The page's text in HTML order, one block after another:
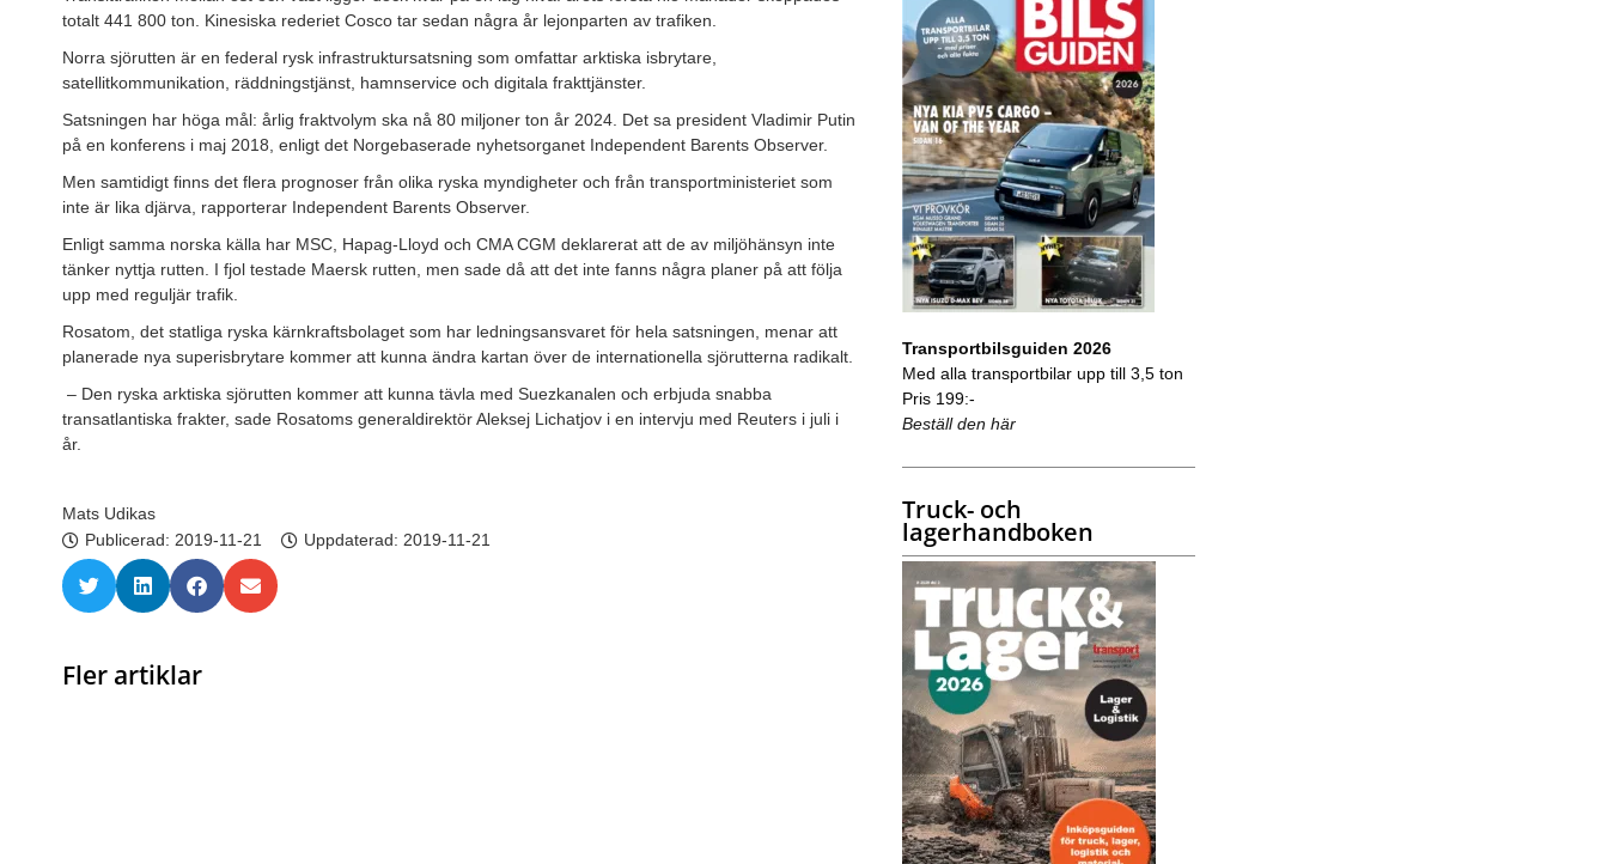
totalt 441 800 ton. Kinesiska rederiet Cosco tar sedan några år lejonparten av trafiken.
Norra sjörutten är en federal rysk infrastruktursatsning som omfattar arktiska isbrytare,
satellitkommunikation, räddningstjänst, hamnservice och digitala frakttjänster.
Satsningen har höga mål: årlig fraktvolym ska nå 80 miljoner ton år 2024. Det sa president Vladimir Putin
på en konferens i maj 2018, enligt det Norgebaserade nyhetsorganet Independent Barents Observer.
Men samtidigt finns det flera prognoser från olika ryska myndigheter och från transportministeriet som
inte är lika djärva, rapporterar Independent Barents Observer.
Enligt samma norska källa har MSC, Hapag-Lloyd och CMA CGM deklarerat att de av miljöhänsyn inte
tänker nyttja rutten. I fjol testade Maersk rutten, men sade då att det inte fanns några planer på att följa
upp med reguljär trafik.
Rosatom, det statliga ryska kärnkraftsbolaget som har ledningsansvaret för hela satsningen, menar att
planerade nya superisbrytare kommer att kunna ändra kartan över de internationella sjörutterna radikalt.
– Den ryska arktiska sjörutten kommer att kunna tävla med Suezkanalen och erbjuda snabba
transatlantiska frakter, sade Rosatoms generaldirektör Aleksej Lichatjov i en intervju med Reuters i juli i
år.
Mats Udikas
Publicerad: 2019-11-21 Uppdaterad: 2019-11-21
Fler artiklar
Transportbilsguiden 2026
Med alla transportbilar upp till 3,5 ton
Pris 199:-
Beställ den här
Truck- och
lagerhandboken